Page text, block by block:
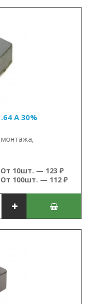
А 30%
монтажа,
От 10шт. — 123 ₽
От 100шт. — 112 ₽